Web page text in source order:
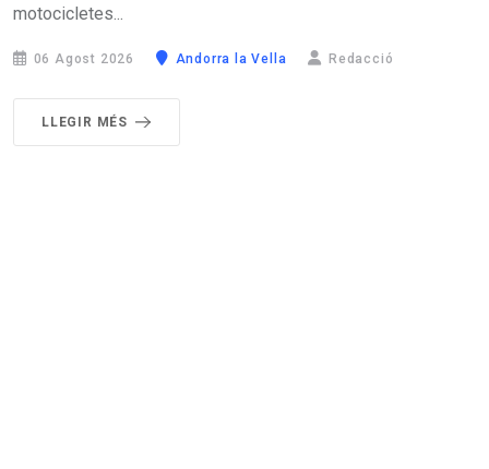
motocicletes...
06 Agost 2026 Andorra la Vella Redacció
LLEGIR MÉS